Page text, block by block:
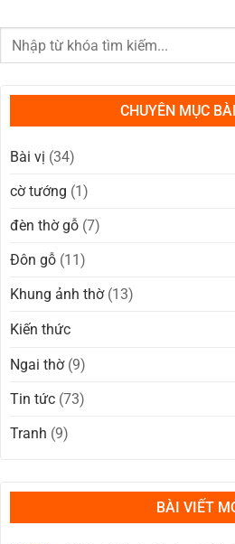
CHUYÊN MỤC
Bài vị (34)
cờ tướng (1)
đèn thờ gỗ (7)
Đôn gỗ (11)
Khung ảnh thờ(13)
Kiến thức
Ngai thờ(9)
Tin tức (73)
Tranh (9)
BÀI VIẾT